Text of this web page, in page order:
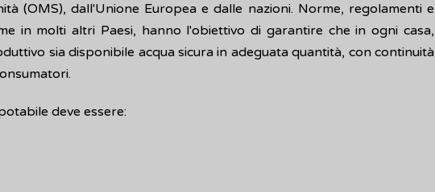
(OMS), dall'Unione Europea e dalle nazioni. Norme, regolamenti e
in molti altri Paesi, hanno l'obiettivo di garantire che in ogni casa,
sia disponibile acqua sicura in adeguata quantità, con continuità
deve essere: